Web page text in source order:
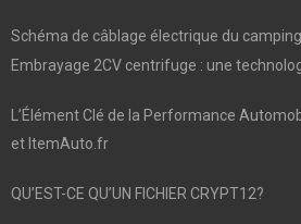
Schéma de câblage électrique du
Embrayage 2CV centrifuge : une
L’Élément Clé de la Performance
et ItemAuto.fr
QU’EST-CE QU’UN FICHIER CRYPT12?